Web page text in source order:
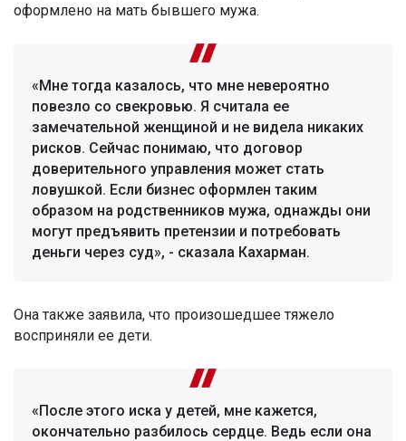
оформлено на мать бывшего мужа.
«Мне тогда казалось, что мне невероятно
повезло со свекровью. Я считала ее
замечательной женщиной и не видела никаких
рисков. Сейчас понимаю, что договор
доверительного управления может стать
ловушкой. Если бизнес оформлен таким
образом на родственников мужа, однажды они
могут предъявить претензии и потребовать
деньги через суд», - сказала Кахарман.
Она также заявила, что произошедшее тяжело
восприняли ее дети.
«После этого иска у детей, мне кажется,
окончательно разбилось сердце. Ведь если она